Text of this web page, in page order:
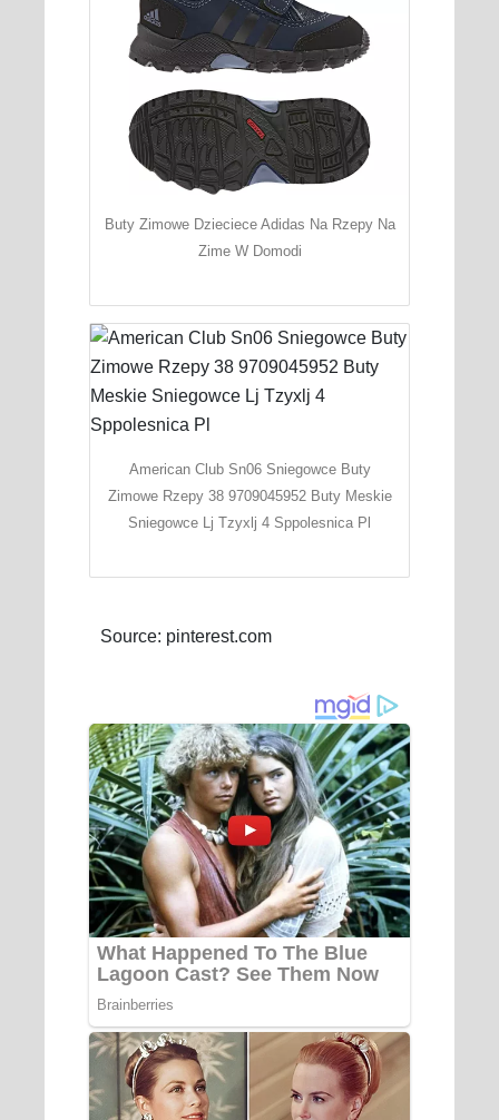
Buty Zimowe Dzieciece Adidas Na Rzepy Na
Zime W Domodi
American Club Sn06 Sniegowce Buty
Zimowe Rzepy 38 9709045952 Buty Meskie
Sniegowce Lj Tzyxlj 4 Sppolesnica Pl
Source: pinterest.com